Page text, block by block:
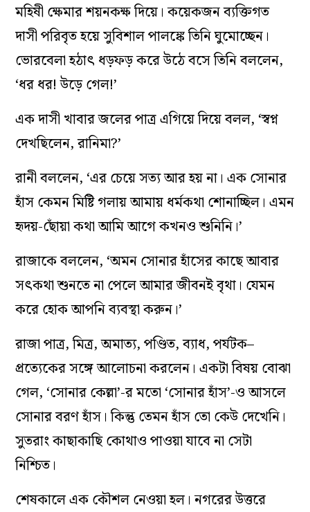
মহিষী ক্ষেমার শয়নকক্ষ দিয়ে। কয়েকজন ব্যক্তিগত
দাসী পরিবৃত হয়ে সুবিশাল পালঙ্কে তিনি ঘুমোচ্ছেন।
ভোরবেলা হঠাৎ ধড়ফড় করে উঠে বসে তিনি বললেন,
‘ধর ধর! উড়ে গেল!’
এক দাসী খাবার জলের পাত্র এগিয়ে দিয়ে বলল, ‘স্বপ্ন
দেখছিলেন, রানিমা?’
রানী বললেন, ‘এর চেয়ে সত্য আর হয় না। এক সোনার
হাঁস কেমন মিষ্টি গলায় আমায় ধর্মকথা শোনাচ্ছিল। এমন
হৃদয়-ছোঁয়া কথা আমি আগে কখনও শুনিনি।’
রাজাকে বললেন, ‘অমন সোনার হাঁসের কাছে আবার
সৎকথা শুনতে না পেলে আমার জীবনই বৃথা। যেমন
করে হোক আপনি ব্যবস্থা করুন।’
রাজা পাত্র, মিত্র, অমাত্য, পণ্ডিত, ব্যাধ, পর্যটক–
প্রত্যেকের সঙ্গে আলোচনা করলেন। একটা বিষয় বোঝা
গেল, ‘সোনার কেল্লা’-র মতো ‘সোনার হাঁস’-ও আসলে
সোনার বরণ হাঁস। কিন্তু তেমন হাঁস তো কেউ দেখেনি।
সুতরাং কাছাকাছি কোথাও পাওয়া যাবে না সেটা
নিশ্চিত।
শেষকালে এক কৌশল নেওয়া হল। নগরের উত্তরে